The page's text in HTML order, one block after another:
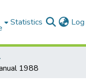
Statistics
1988